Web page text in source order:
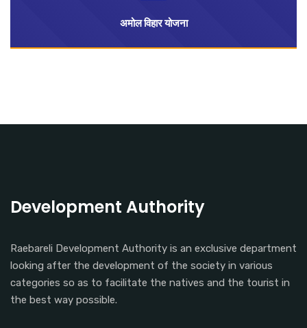
अमोल विहार योजना
Development Authority
Raebareli Development Authority is an exclusive department
looking after the development of the society in various
categories so as to facilitate the natives and the tourist in
the best way possible.